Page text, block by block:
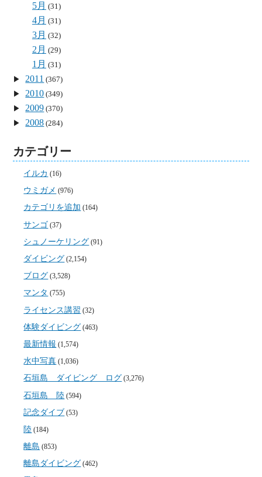
5月 (31)
4月 (31)
3月 (32)
2月 (29)
1月 (31)
2011 (367)
2010 (349)
2009 (370)
2008 (284)
カテゴリー
イルカ (16)
ウミガメ (976)
カテゴリを追加 (164)
サンゴ (37)
シュノーケリング (91)
ダイビング (2,154)
ブログ (3,528)
マンタ (755)
ライセンス講習 (32)
体験ダイビング (463)
最新情報 (1,574)
水中写真 (1,036)
石垣島 ダイビング ログ (3,276)
石垣島 陸 (594)
記念ダイブ (53)
陸 (184)
離島 (853)
離島ダイビング (462)